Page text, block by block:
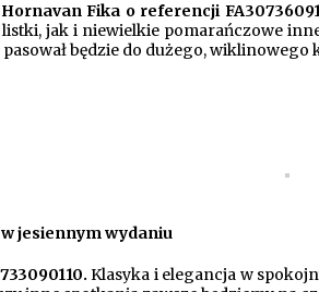
Hornavan Fika o referencji
jak i niewielkie pomarańczowe
będzie do dużego, wiklinowego
jesiennym wydaniu
Klasyka i elegancja w